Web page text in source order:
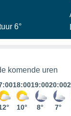
6°
komende uren
18:00
10°
19:00
8°
20:00
7°